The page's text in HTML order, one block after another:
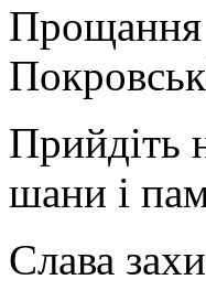
Прощання
Прийдіть
шани і
Слава